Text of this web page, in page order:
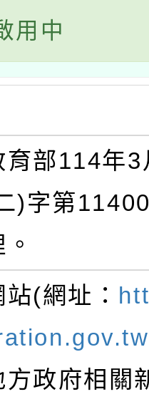
用中
育部114年
)字第
(網址：
方政府相關